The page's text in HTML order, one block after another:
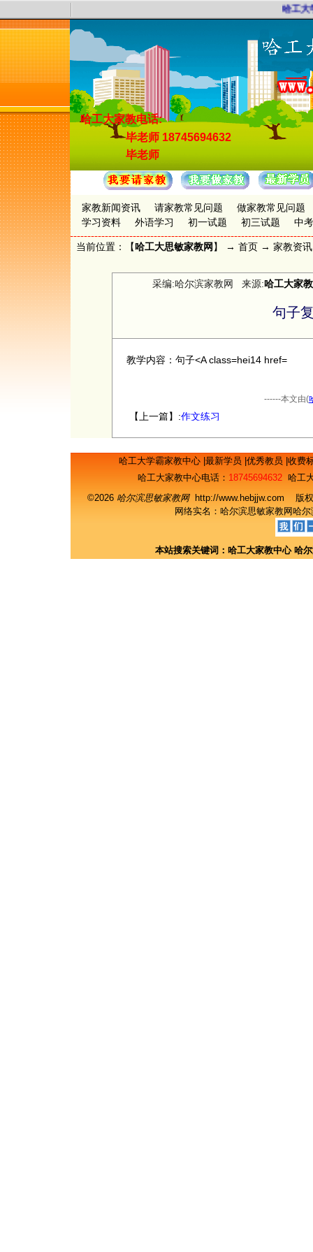
哈工大
哈工大家教电话:
毕老师 18745694632
毕老师
家教新闻资讯 请家教常见问题
做家教常见问题
学习资料
外语学习 初一试题 初三试题 中
当前位置：【哈工大思敏家教网 】 → 首页 → 家教资讯
采编:哈尔滨家教网 来源:哈工大家
句子
教学内容：句子<A class=hei14 href=
------本文由(
【上一篇】:作文练习
哈工大学霸家教中心 最新学员 优秀教员 收费
哈工大家教中心电话： 18745694632 哈工
©2026 哈尔滨思敏家教网http://www.hebjjw.com 版
网络实名： 哈尔滨思敏家教网哈尔
本站搜索关键词： 哈工大家教中心 哈